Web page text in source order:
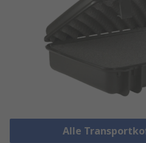
Alle